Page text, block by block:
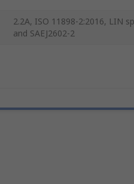
2.2A, ISO 11898-2:2016, LIN
and SAEJ2602-2